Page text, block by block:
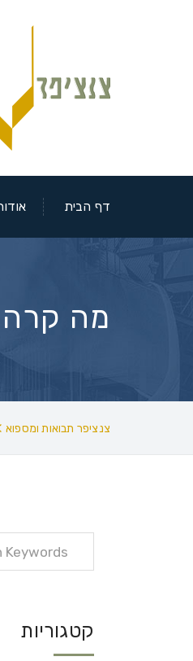
דף הבית
מה קרה ב- 10 ביוני 2020
צנציפר תבואות ומספוא
קטגוריות